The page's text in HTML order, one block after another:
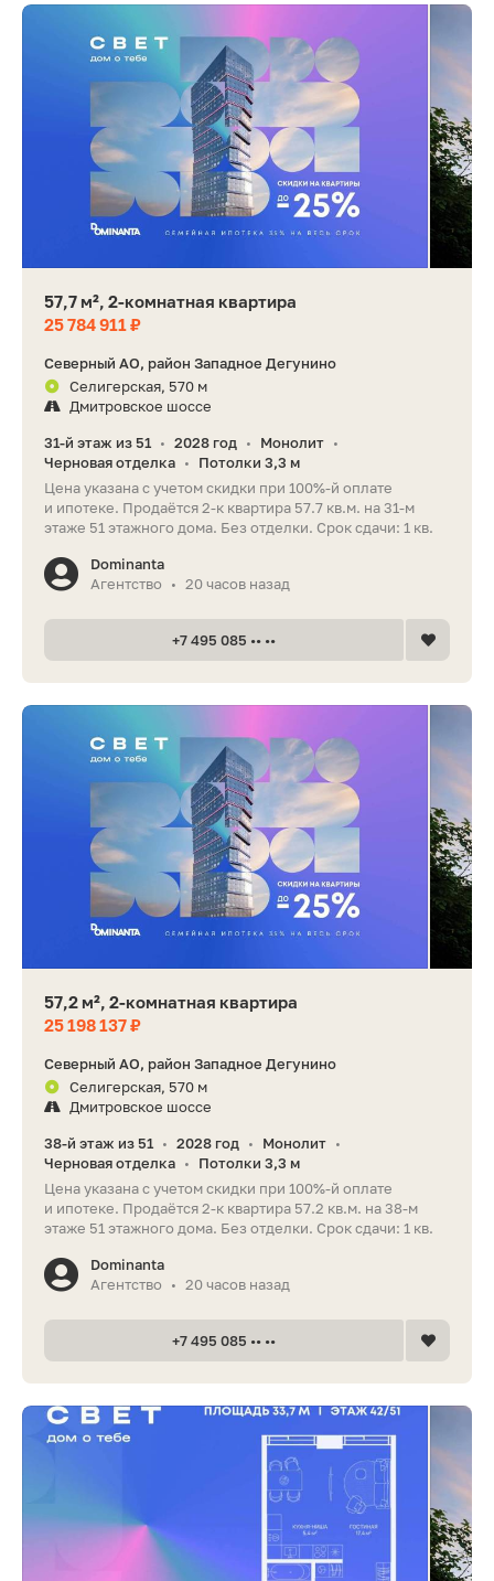
57,7 м², 2-комнатная квартира
25 784 911 ₽
Северный АО, район Западное Дегунино
Селигерская, 570 м
Дмитровское шоссе
31-й этаж из 51 • 2028 год • Монолит •
Черновая отделка •
Потолки 3,3 м
Цена указана с учетом скидки при 100%-й оплате
и ипотеке. Продаётся 2-к квартира 57.7 кв.м. на 31-м
этаже 51 этажного дома. Без отделки. Срок сдачи: 1 кв.
Dominanta
Агентство
• 20 часов назад
+7 495 085 •• ••
57,2 м², 2-комнатная квартира
25 198 137 ₽
Северный АО, район Западное Дегунино
Селигерская, 570 м
Дмитровское шоссе
38-й этаж из 51 • 2028 год • Монолит •
Черновая отделка •
Потолки 3,3 м
Цена указана с учетом скидки при 100%-й оплате
и ипотеке. Продаётся 2-к квартира 57.2 кв.м. на 38-м
этаже 51 этажного дома. Без отделки. Срок сдачи: 1 кв.
Dominanta
Агентство
• 20 часов назад
+7 495 085 •• ••